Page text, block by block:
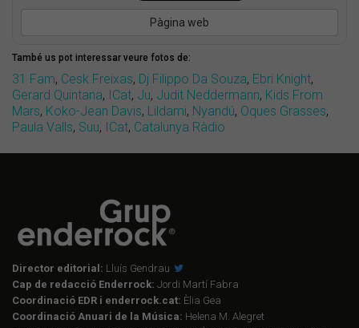
Pàgina web
També us pot interessar veure fotos de:
31 Fam, Cesk Freixas, Dj Filippo Da Souza, Ebri Knight,
Gerard Quintana, ICat, Ju, Judit Neddermann, Kids From
Mars, Koko-Jean Davis, Lildami, Nyandú, Oques Grasses,
Paula Valls, Suu, ICat, Catalunya Ràdio
Director editorial: Lluís Gendrau
Cap de redacció Enderrock: Jordi Martí Fabra
Coordinació EDR i enderrock.cat: Èlia Gea
Coordinació Anuari de la Música: Helena M. Alegret